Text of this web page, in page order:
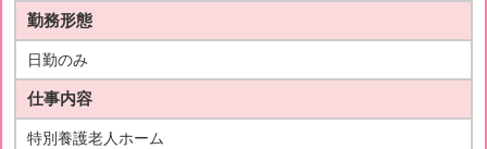
勤務形態
日勤のみ
仕事内容
特別養護老人ホーム